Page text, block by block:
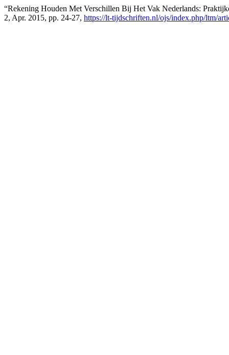
“Rekening Houden Met Verschillen Bij Het Vak Nederlands:
2, Apr. 2015, pp. 24-27, https://lt-tijdschriften.nl/ojs/index.php/ltm/